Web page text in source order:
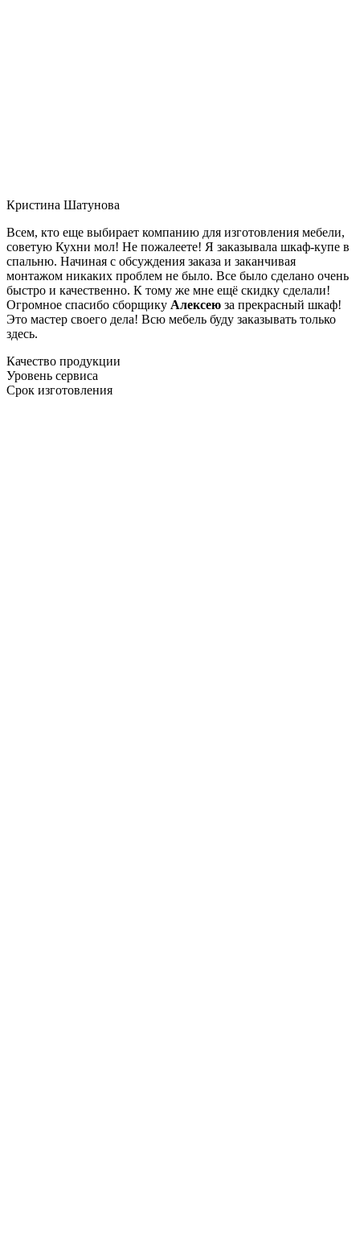
Кристина Шатунова
Всем, кто еще выбирает компанию для изготовления мебели,
советую Кухни мол! Не пожалеете! Я заказывала шкаф-купе в
спальню. Начиная с обсуждения заказа и заканчивая
монтажом никаких проблем не было. Все было сделано очень
быстро и качественно. К тому же мне ещё скидку сделали!
Огромное спасибо сборщику Алексею за прекрасный шкаф!
Это мастер своего дела! Всю мебель буду заказывать только
здесь.
Качество продукции
Уровень сервиса
Срок изготовления